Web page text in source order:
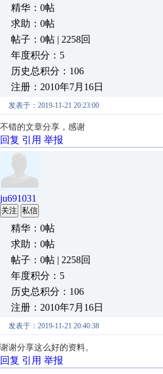
精华：0帖
求助：0帖
帖子：0帖 | 2258回
年度积分：5
历史总积分：106
注册：2010年7月16日
发表于：2019-11-21 20:23:00
不错的文章分享，感谢
回复 引用 举报
ju691031
关注 私信
精华：0帖
求助：0帖
帖子：0帖 | 2258回
年度积分：5
历史总积分：106
注册：2010年7月16日
发表于：2019-11-21 20:40:38
谢谢分享这么好的资料。
回复 引用 举报